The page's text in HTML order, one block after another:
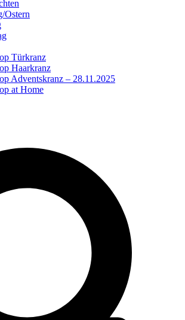
Ostern
Türkranz
Haarkranz
Adventskranz – 28.11.2025
at Home